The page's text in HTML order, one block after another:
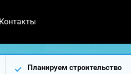
Контакты
Планируем строительство